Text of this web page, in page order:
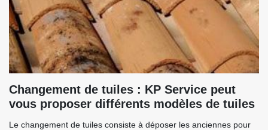
Changement de tuiles : KP Service peut
vous proposer différents modèles de tuiles
Le changement de tuiles consiste à déposer les anciennes pour